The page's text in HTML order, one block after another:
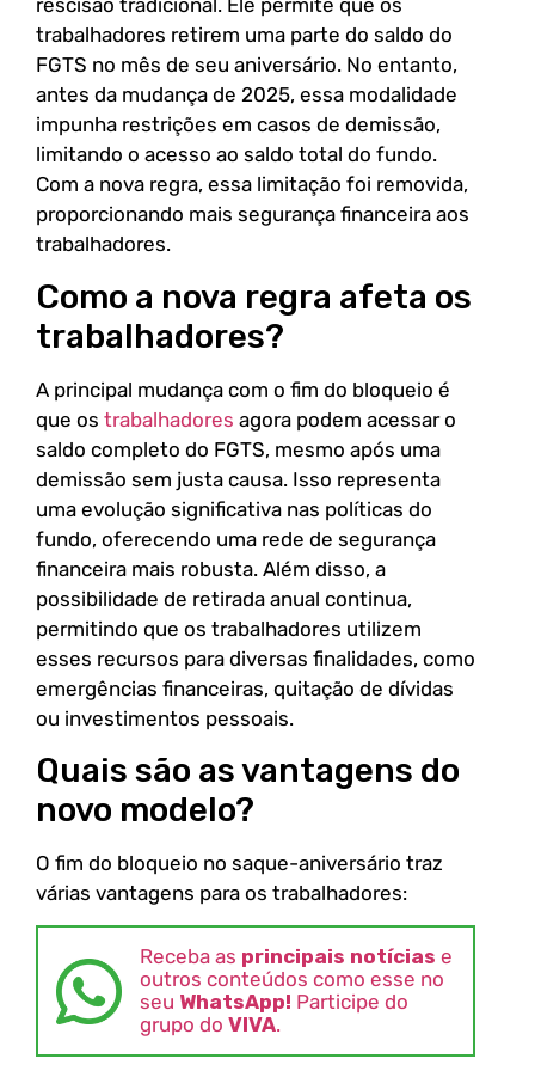
rescisão tradicional. Ele permite que os
trabalhadores retirem uma parte do saldo do
FGTS no mês de seu aniversário. No entanto,
antes da mudança de 2025, essa modalidade
impunha restrições em casos de demissão,
limitando o acesso ao saldo total do fundo.
Com a nova regra, essa limitação foi removida,
proporcionando mais segurança financeira aos
trabalhadores.
Como a nova regra afeta os
trabalhadores?
A principal mudança com o fim do bloqueio é
que os trabalhadores agora podem acessar o
saldo completo do FGTS, mesmo após uma
demissão sem justa causa. Isso representa
uma evolução significativa nas políticas do
fundo, oferecendo uma rede de segurança
financeira mais robusta. Além disso, a
possibilidade de retirada anual continua,
permitindo que os trabalhadores utilizem
esses recursos para diversas finalidades, como
emergências financeiras, quitação de dívidas
ou investimentos pessoais.
Quais são as vantagens do
novo modelo?
O fim do bloqueio no saque-aniversário traz
várias vantagens para os trabalhadores:
Receba as principais notícias e
outros conteúdos como esse no
seu WhatsApp! Participe do
grupo do VIVA.